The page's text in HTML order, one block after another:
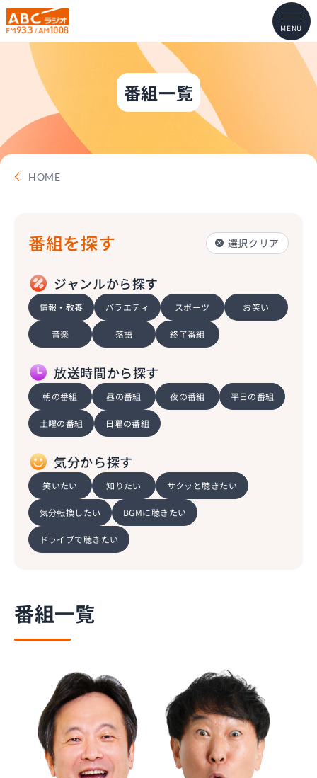
MENU
番組一覧
HOME
番組を探す 選択クリア
ジャンルから探す
情報・教養 バラエティ スポーツ お笑い
音楽 落語 終了番組
放送時間から探す
朝の番組 昼の番組 夜の番組 平日の番組
土曜の番組 日曜の番組
気分から探す
笑いたい 知りたい サクッと聴きたい
気分転換したい BGMに聴きたい
ドライブで聴きたい
番組一覧